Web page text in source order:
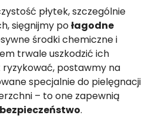
płytek, szczególnie
sięgnijmy połagodne
środki chemiczne i
trwale uszkodzić ich
postawmy na
specjalnie do pielęgnacji
– to one zapewnią
.